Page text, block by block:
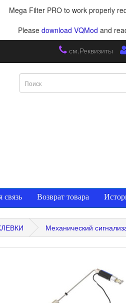
Mega Filter PRO to work properly
Please download VQMod and
см.Реквизиты
связь Возврат товара
Механический